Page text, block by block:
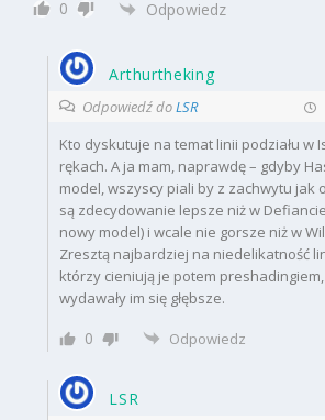
0 Odpowiedz
Arthurtheking
Odpowiedź doLSR
Kto dyskutuje na temat linii podziału w
rękach. A ja mam, naprawdę – gdyby
model, wszyscy piali by z zachwytu jak
są zdecydowanie lepsze niż w
nowy model) i wcale nie gorsze niż w
Zresztą najbardziej na niedelikatność
którzy cieniują je potem
wydawały im się głębsze.
0 Odpowiedz
LSR